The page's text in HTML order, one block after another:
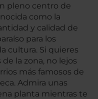
pleno centro de
como la
y calidad de
para los
cultura. Si quieres
la zona, no lejos
más famosos de
Admira unas
planta mientras te